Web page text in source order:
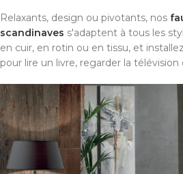
Relaxants, design ou pivotants, nos
scandinaves s'adaptent à tous les
en cuir, en rotin ou en tissu, et
pour lire un livre, regarder la